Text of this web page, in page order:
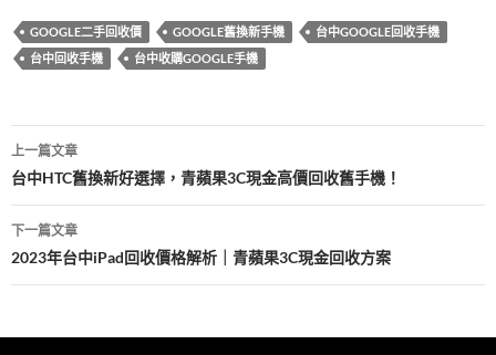
e
b
o
k
itt
er
e
GOOGLE二手回收價 GOOGLE舊換新手機
台中GOOGLE回收手機
台中回收手機
台中收購GOOGLE手機
文
章
導
覽
上一篇文章
台中HTC舊換新好選擇，青蘋果3C現金高價回收舊手機！
下一篇文章
2023年台中iPad回收價格解析｜青蘋果3C現金回收方案